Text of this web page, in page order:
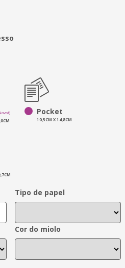
Pocket
10,5CM X 14,8CM
Tipo de papel
Cor do miolo